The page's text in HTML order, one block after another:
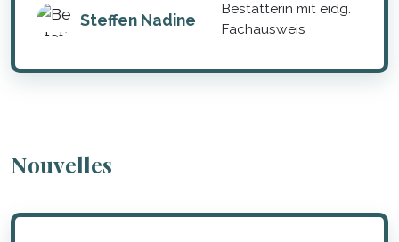
Steffen Nadine
Bestatterin mit eidg.
Fachausweis
Nouvelles